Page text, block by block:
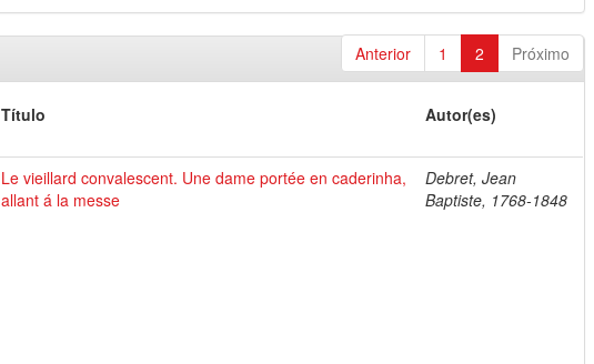
Anterior 1 2 Próximo
Título Autor(es)
Le vieillard convalescent. Une dame portée en caderinha,
allant á la messe
Debret, Jean
Baptiste, 1768-1848